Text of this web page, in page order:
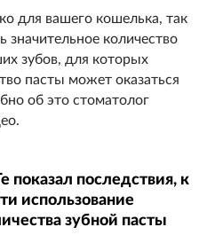
для вашего кошелька, так
количество
зубов, для которых
пасты может оказаться
об это стоматолог
показал последствия, к
использование
зубной пасты